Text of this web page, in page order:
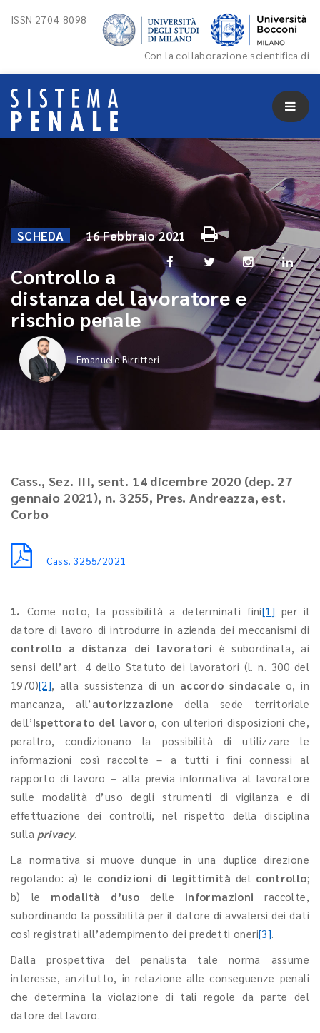
ISSN 2704-8098
Con la collaborazione scientifica di
SCHEDA 16 Febbraio 2021
Controllo a
distanza del lavoratore e
rischio penale
Emanuele Birritteri
Cass., Sez. III, sent. 14 dicembre 2020 (dep. 27
gennaio 2021), n. 3255, Pres. Andreazza, est.
Corbo
Cass. 3255/2021
1. Come noto, la possibilità a determinati fini[1] per il
datore di lavoro di introdurre in azienda dei meccanismi di
controllo a distanza dei lavoratori è subordinata, ai
sensi dell’art. 4 dello Statuto dei lavoratori (l. n. 300 del
1970)[2], alla sussistenza di un accordo sindacaleo, in
mancanza, all’ autorizzazione della sede territoriale
dell’Ispettorato del lavoro, con ulteriori disposizioni che,
peraltro, condizionano la possibilità di utilizzare le
informazioni così raccolte – a tutti i fini connessi al
rapporto di lavoro – alla previa informativa al lavoratore
sulle modalità d’uso degli strumenti di vigilanza e di
effettuazione dei controlli, nel rispetto della disciplina
sulla privacy.
La normativa si muove dunque in una duplice direzione
regolando: a) le condizioni di legittimità del controllo;
b) le modalità d’uso delle informazioni raccolte,
subordinando la possibilità per il datore di avvalersi dei dati
così registrati all’adempimento dei predetti oneri[3].
Dalla prospettiva del penalista tale norma assume
interesse, anzitutto, in relazione alle conseguenze penali
che determina la violazione di tali regole da parte del
datore del lavoro.